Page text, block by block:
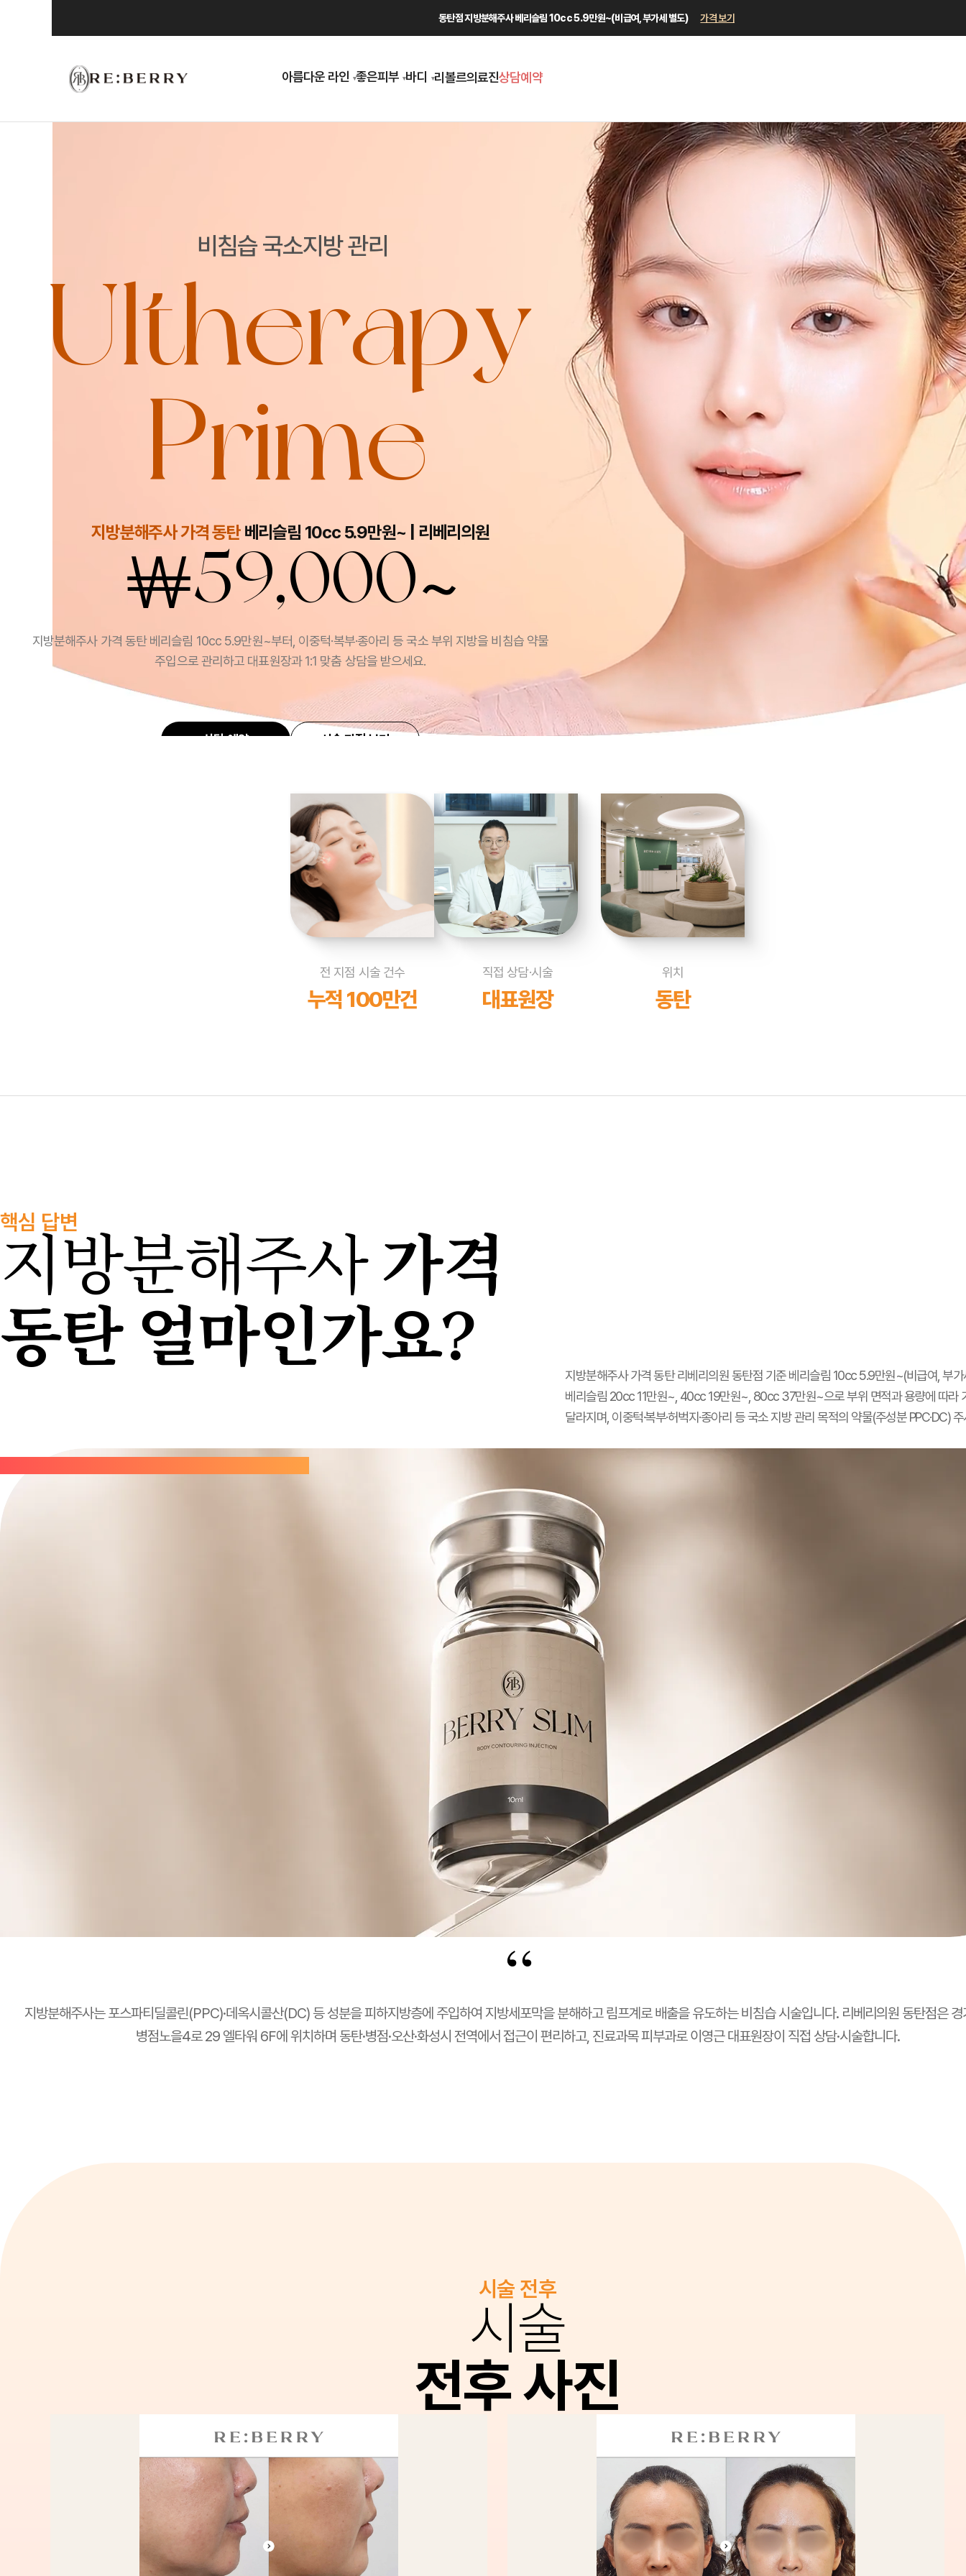
동탄점 지방분해주사 베리슬림 10cc 5.9만원~(비급여, 부가세 별도) 가격 보기
아름다운 라인 좋은피부 바디 리볼르의료진상담예약
비침습 국소지방 관리
Ultherapy
Prime
지방분해주사 가격 동탄베리슬림 10cc 5.9만원~ | 리베리의원
￦59,000~
지방분해주사 가격 동탄 베리슬림 10cc 5.9만원~부터, 이중턱·복부·종아리 등 국소 부위 지방을 비침습 약물
주입으로 관리하고 대표원장과 1:1 맞춤 상담을 받으세요.
상담 예약 시술 과정 보기
전 지점 시술 건수
누적 100만건
직접 상담·시술
대표원장
위치
동탄
핵심 답변
지방분해주사 가격
동탄 얼마인가요?
지방분해주사 가격 동탄 리베리의원 동탄점 기준 베리슬림 10cc 5.9만원~(비급여, 부가
베리슬림 20cc 11만원~, 40cc 19만원~, 80cc 37만원~으로 부위 면적과 용량에 따라
달라지며, 이중턱·복부·허벅지·종아리 등 국소 지방 관리 목적의 약물(주성분 PPC·DC)
“
지방분해주사는 포스파티딜콜린(PPC)·데옥시콜산(DC) 등 성분을 피하지방층에 주입하여 지방세포막을 분해하고 림프계로 배출을 유도하는 비침습 시술입니다. 리베리의원 동탄점은 경
병점노을4로 29 엘타워 6F에 위치하며 동탄·병점·오산·화성시 전역에서 접근이 편리하고, 진료과목 피부과로 이영근 대표원장이 직접 상담·시술합니다.
시술 전후
시술
전후 사진